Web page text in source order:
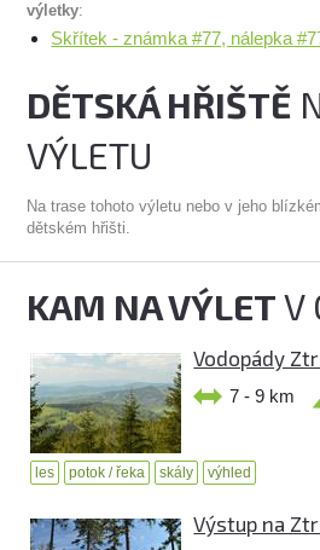
výletky:
Skřítek - známka #77, nálepka
DĚTSKÁ HŘIŠTĚ
VÝLETU
Na trase tohoto výletu nebo v jeho
dětském hřišti.
KAM NA VÝLETV
Vodopády
7 - 9 km
les potok / řeka skály výhled
Výstup na